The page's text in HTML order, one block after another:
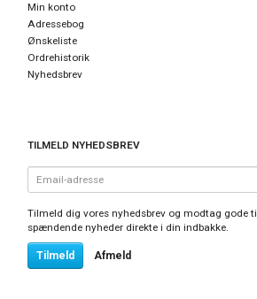
Min konto
Adressebog
Ønskeliste
Ordrehistorik
Nyhedsbrev
TILMELD NYHEDSBREV
adresse
Tilmeld dig vores nyhedsbrev og modtag gode
spændende nyheder direkte i din indbakke.
Tilmeld Afmeld